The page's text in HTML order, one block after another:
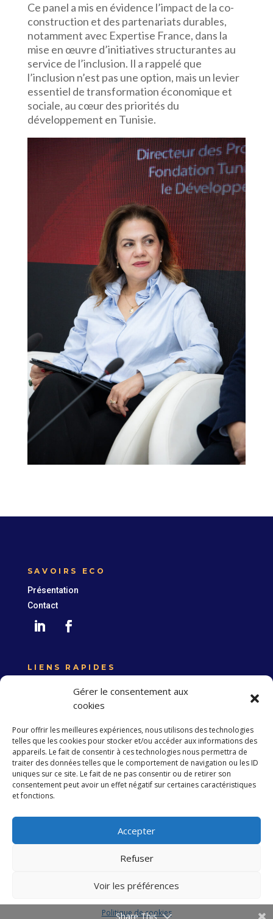
Gérer le consentement aux
cookies
Pour offrir les meilleures expériences, nous utilisons des technologies
telles que les cookies pour stocker et/ou accéder aux informations des
appareils. Le fait de consentir à ces technologies nous permettra de
traiter des données telles que le comportement de navigation ou les ID
uniques sur ce site. Le fait de ne pas consentir ou de retirer son
consentement peut avoir un effet négatif sur certaines caractéristiques
et fonctions.
Accepter
Refuser
Voir les préférences
Politique de cookies
Ce panel a mis en évidence l’impact de la co-
construction et des partenariats durables,
notamment avec Expertise France, dans la
mise en œuvre d’initiatives structurantes au
service de l’inclusion. Il a rappelé que
l’inclusion n’est pas une option, mais un levier
essentiel de transformation économique et
sociale, au cœur des priorités du
développement en Tunisie.
SAVOIRS ECO
Présentation
Contact
LIENS RAPIDES
Expertise France
Union européenne
S’abonner à la Newsletter
réservés
Développé parsimple.tn
Share This